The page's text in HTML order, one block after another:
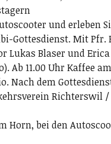
und erleben
Gottesdienst. Mit Pfr.
Lukas Blaser und Erica
Ab 11.00 Uhr Kaffee am
Nach dem
Richterswil /
Horn, bei den